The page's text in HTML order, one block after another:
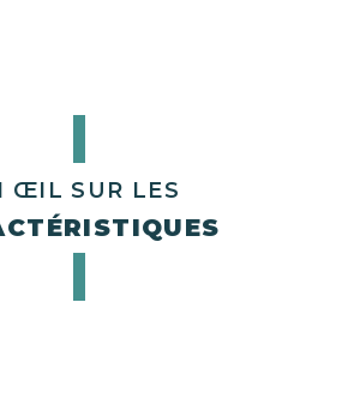
ŒIL SUR LES